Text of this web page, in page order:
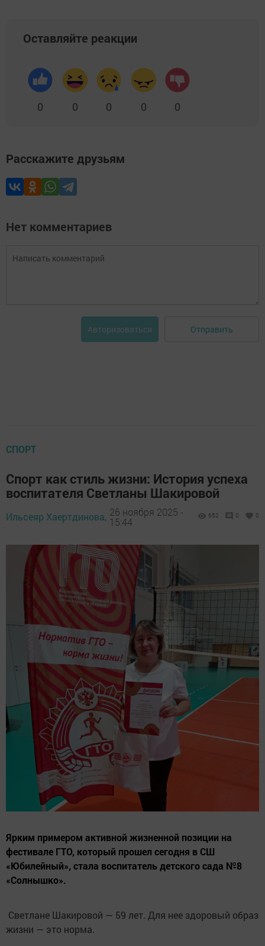
Оставляйте реакции
0 0 0 0 0
Расскажите друзьям
Нет комментариев
Авторизоваться Отправить
СПОРТ
Спорт как стиль жизни: История успеха
воспитателя Светланы Шакировой
Ильсеяр Хаертдинова, 26 ноября 2025 -
15:44
652 0 0
Ярким примером активной жизненной позиции на
фестивале ГТО, который прошел сегодня в СШ
«Юбилейный», стала воспитатель детского сада №8
«Солнышко».
Светлане Шакировой — 59 лет. Для нее здоровый образ
жизни — это норма.